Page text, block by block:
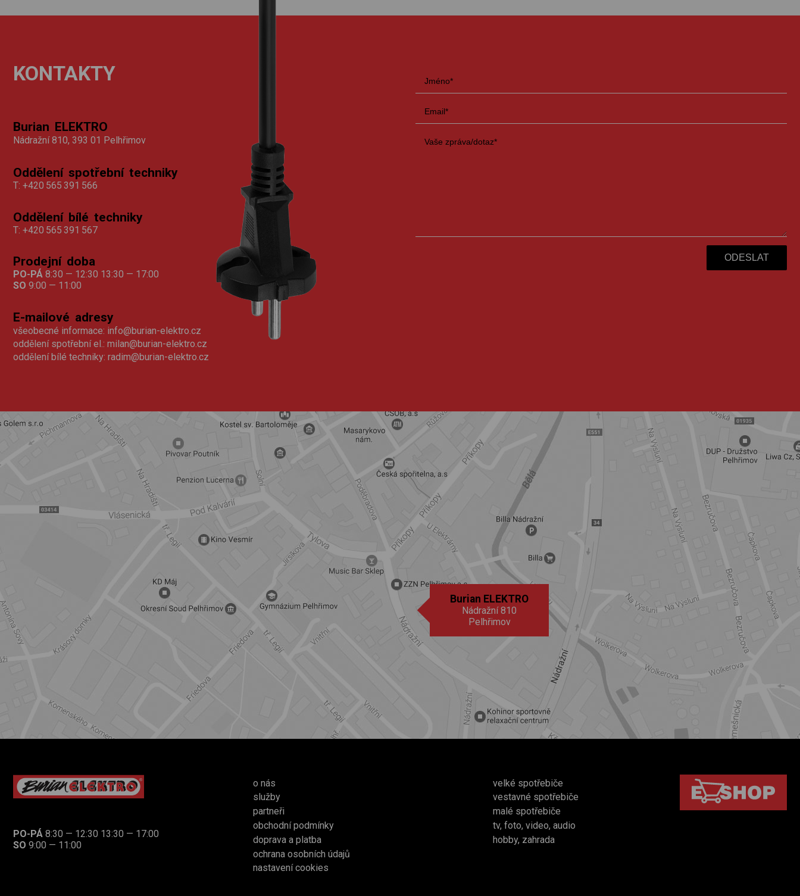
KONTAKTY
Burian ELEKTRO
Nádražní 810, 393 01 Pelhřimov
Oddělení spotřební techniky
T: +420 565 391 566
Oddělení bílé techniky
T: +420 565 391 567
Prodejní doba
PO-PÁ 8:30 — 12:30 13:30 — 17:00
SO 9:00 — 11:00
E-mailové adresy
všeobecné informace: info@burian-elektro.cz
oddělení spotřební el.: milan@burian-elektro.cz
oddělení bílé techniky: radim@burian-elektro.cz
Burian ELEKTRO
Nádražní 810
Pelhřimov
PO-PÁ 8:30 — 12:30 13:30 — 17:00
SO 9:00 — 11:00
o nás
služby
partneři
obchodní podmínky
doprava a platba
ochrana osobních údajů
nastavení cookies
velké spotřebiče
vestavné spotřebiče
malé spotřebiče
tv, foto, video, audio
hobby, zahrada